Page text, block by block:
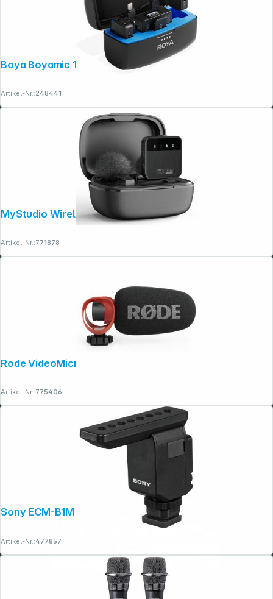
Boya Boyamic 1 1TX + 3RX
Artikel-Nr.:248441
MyStudio Wireless Mic Duo
Artikel-Nr.:771878
Rode VideoMicro II
Artikel-Nr.:775406
Sony ECM-B1M Shotgun Mikrofon
Artikel-Nr.:477857
Copyright © 2001 - 2026 dexxIT. Alle Rechte vorbehalten.